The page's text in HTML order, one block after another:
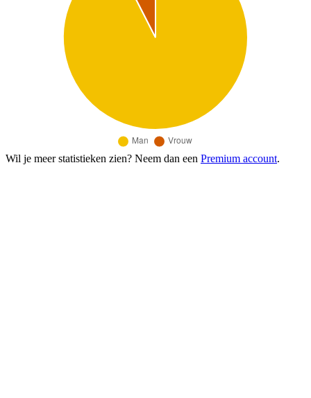
Wil je meer statistieken zien? Neem dan een Premium account.